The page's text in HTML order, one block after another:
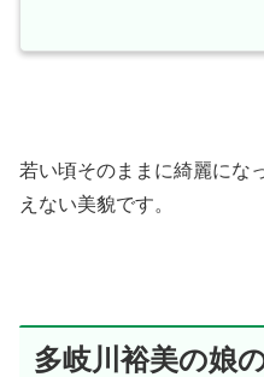
若い頃そのままに綺麗にな
えない美貌です。
多岐川裕美の娘